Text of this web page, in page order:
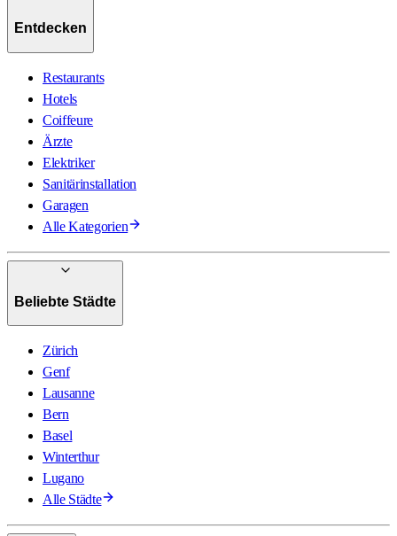
Entdecken
Restaurants
Hotels
Coiffeure
Ärzte
Elektriker
Sanitärinstallation
Garagen
Alle Kategorien
Beliebte Städte
Zürich
Genf
Lausanne
Bern
Basel
Winterthur
Lugano
Alle Städte